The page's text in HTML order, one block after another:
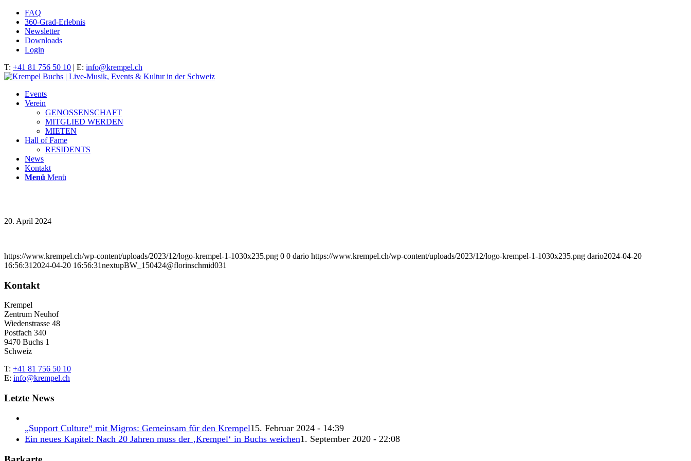
FAQ
360-Grad-Erlebnis
Newsletter
Downloads
Login
T: +41 81 756 50 10 | E: info@krempel.ch
Events
Verein
GENOSSENSCHAFT
MITGLIED WERDEN
MIETEN
Hall of Fame
RESIDENTS
News
Kontakt
Menü Menü
20. April 2024
https://www.krempel.ch/wp-content/uploads/2023/12/logo-krempel-1-1030x235.png 0 0 dario https://www.krempel.ch/wp-content/uploads/2023/12/logo-krempel-1-1030x235.png dario2024-04-20
16:56:31 2024-04-20 16:56:31nextupBW_150424@florinschmid031
Kontakt
Krempel
Zentrum Neuhof
Wiedenstrasse 48
Postfach 340
9470 Buchs 1
Schweiz
T: +41 81 756 50 10
E: info@krempel.ch
Letzte News
„Support Culture“ mit Migros: Gemeinsam für den Krempel15. Februar 2024 - 14:39
Ein neues Kapitel: Nach 20 Jahren muss der ‚Krempel‘ in Buchs weichen1. September 2020 - 22:08